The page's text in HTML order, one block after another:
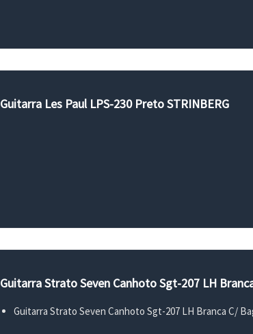
Guitarra Les Paul LPS-230 Preto STRINBERG
Guitarra Strato Seven Canhoto Sgt-207 LH
Guitarra Strato Seven Canhoto Sgt-207 LH Branca C/